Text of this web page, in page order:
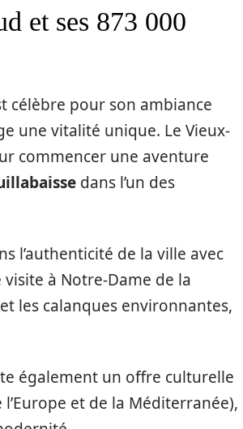
et ses 873 000
célèbre pour son ambiance
une vitalité unique. Le Vieux-
commencer une aventure
dans l’un des
l’authenticité de la ville avec
à Notre-Dame de la
les calanques environnantes,
également un offre culturelle
et de la Méditerranée),